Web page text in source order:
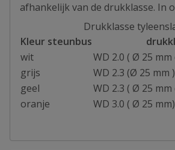
afhankelijk van de drukklasse. In
Drukklasse
Kleur steunbus
wit
WD 2.0 ( Ø 25
grijs
WD 2.3 (Ø 25 mm
geel
WD 2.3 ( Ø 25
oranje
WD 3.0 ( Ø 25 mm)